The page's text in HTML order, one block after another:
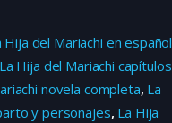
del Mariachi en español
La Hija del Mariachi capítulos
novela completa, La
y personajes, La Hija